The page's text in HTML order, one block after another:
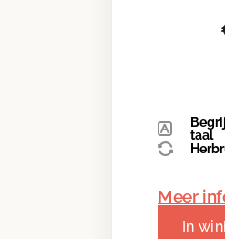
taal
Meer
In